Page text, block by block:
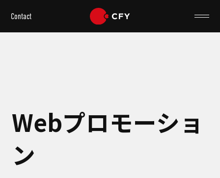
Contact
Webプロモーショ
ン